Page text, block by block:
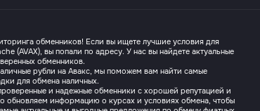
обменников! Если вы ищете лучшие условия для
(AVAX), вы попали по адресу. У нас вы найдете актуальные
обменников.
рубли на Авакс, мы поможем вам найти самые
для обмена наличных.
и надежные обменники с хорошей репутацией и
обновляем информацию о курсах и условиях обмена, чтобы